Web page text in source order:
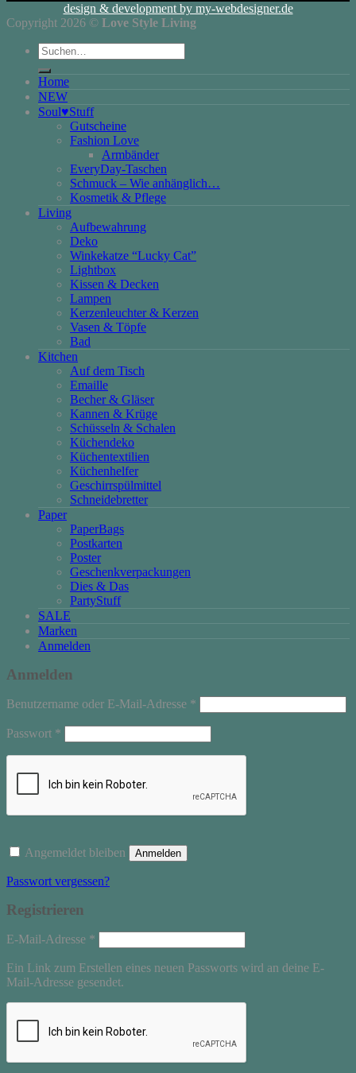
design & development by my-webdesigner.de
Copyright 2026 © Love Style Living
Suchen
nach:
Home
NEW
Soul♥Stuff
Gutscheine
Fashion Love
Armbänder
EveryDay-Taschen
Schmuck – Wie anhänglich…
Kosmetik & Pflege
Living
Aufbewahrung
Deko
Winkekatze “Lucky Cat”
Lightbox
Kissen & Decken
Lampen
Kerzenleuchter & Kerzen
Vasen & Töpfe
Bad
Kitchen
Auf dem Tisch
Emaille
Becher & Gläser
Kannen & Krüge
Schüsseln & Schalen
Küchendeko
Küchentextilien
Küchenhelfer
Geschirrspülmittel
Schneidebretter
Paper
PaperBags
Postkarten
Poster
Geschenkverpackungen
Dies & Das
PartyStuff
SALE
Marken
Anmelden
Anmelden
Benutzername oder E-Mail-Adresse *
Passwort *
Angemeldet bleiben Anmelden
Passwort vergessen?
Registrieren
E-Mail-Adresse *
Ein Link zum Erstellen eines neuen Passworts wird an deine E-
Mail-Adresse gesendet.